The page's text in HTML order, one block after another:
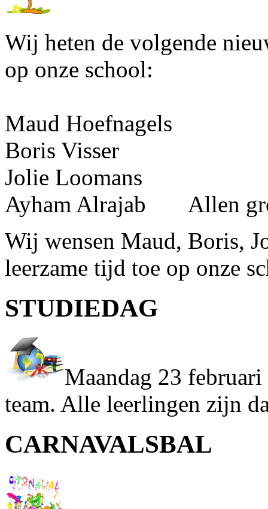
Wij heten de volgende
op onze school:
Maud Hoefnagels
Boris Visser
Jolie Loomans
Ayham Alrajab Allen
Wij wensen Maud, Boris,
leerzame tijd toe op onze
STUDIEDAG
Maandag 23
team. Alle leerlingen zijn
CARNAVALSBAL